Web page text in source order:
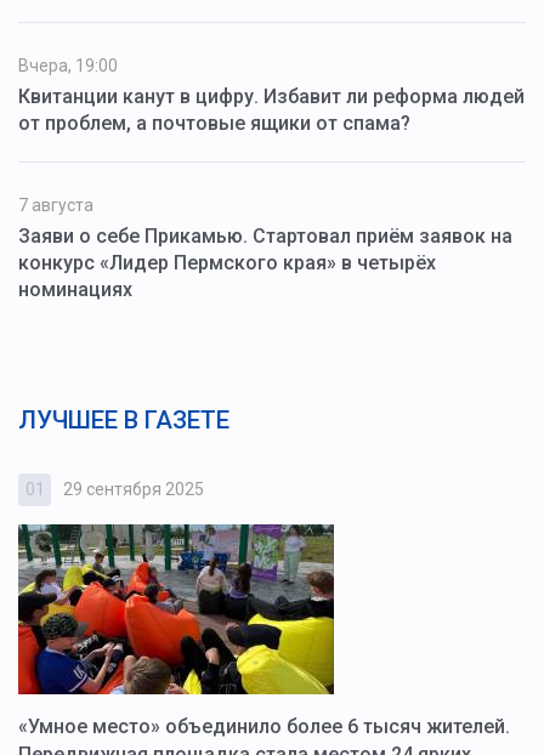
Вчера, 19:00
Квитанции канут в цифру. Избавит ли реформа людей
от проблем, а почтовые ящики от спама?
7 августа
Заяви о себе Прикамью. Стартовал приём заявок на
конкурс «Лидер Пермского края» в четырёх
номинациях
ЛУЧШЕЕ В ГАЗЕТЕ
01 29 сентября 2025
«Умное место» объединило более 6 тысяч жителей.